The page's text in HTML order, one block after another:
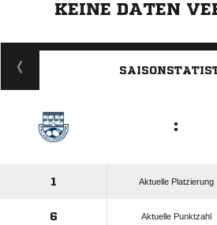
KEINE DATEN
ANZEIGE
:
1 Aktuelle Platzierung
6 Aktuelle Punktzahl